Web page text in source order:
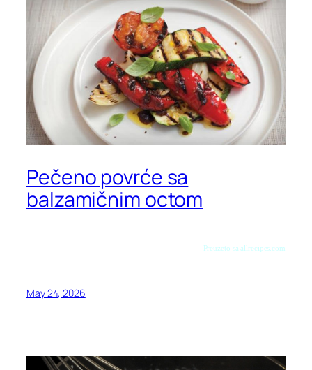
Pečeno povrće sa
balzamičnim octom
Preuzeto sa allrecipes.com
May 24, 2026